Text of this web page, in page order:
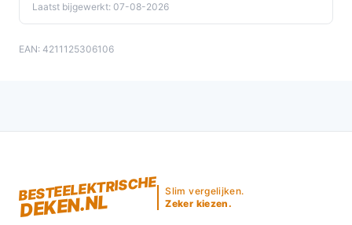
Controleer in de handleiding welk wasprogramma
en welke temperaturen geschikt zijn voor
machinewas.
eenpersoonsformaat dat bedoeld is voor één
persoon; controleer of dit overeenkomt met de
Laatst bijgewerkt: 07-08-2026
EAN: 4211125306106
BESTEELEKTRISCHE
DEKEN.NL
Slim vergelijken.
Zeker kiezen.